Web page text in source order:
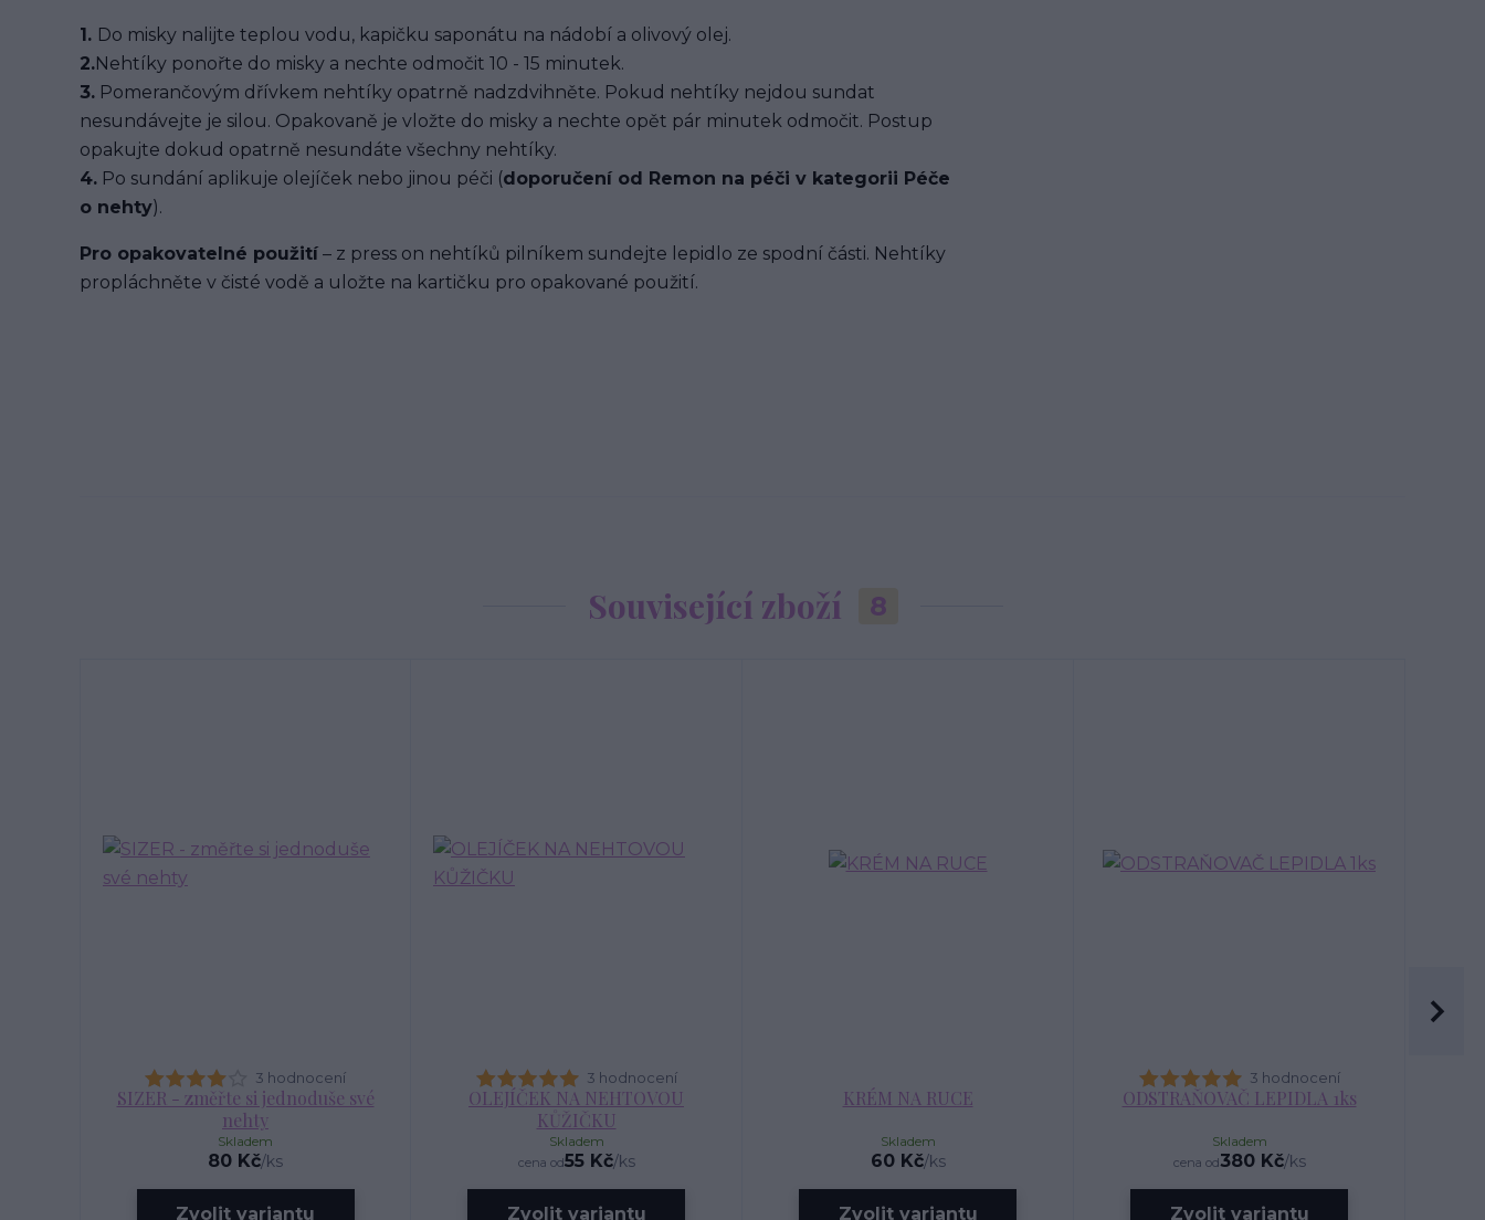
1. Do misky nalijte teplou vodu, kapičku saponátu na nádobí a olivový olej.
2.Nehtíky ponořte do misky a nechte odmočit 10 - 15 minutek.
3. Pomerančovým dřívkem nehtíky opatrně nadzdvihněte. Pokud nehtíky nejdou sundat
nesundávejte je silou. Opakovaně je vložte do misky a nechte opět pár minutek odmočit. Postup
opakujte dokud opatrně nesundáte všechny nehtíky.
4. Po sundání aplikuje olejíček nebo jinou péči (doporučení od Remon na péči v kategorii Péče
o nehty).
Pro opakovatelné použití – z press on nehtíků pilníkem sundejte lepidlo ze spodní části. Nehtíky
propláchněte v čisté vodě a uložte na kartičku pro opakované použití.
Související zboží 8
3 hodnocení
SIZER - změřte si jednoduše své
nehty
80 Kč/ks
Skladem
Zvolit variantu
3 hodnocení
OLEJÍČEK NA NEHTOVOU
KŮŽIČKU
cena od55 Kč/ks
Skladem
Zvolit variantu
KRÉM NA RUCE
60 Kč/ks
Skladem
Zvolit variantu
3 hodnocení
ODSTRAŇOVAČ LEPIDLA 1ks
cena od380 Kč/ks
Skladem
Zvolit variantu